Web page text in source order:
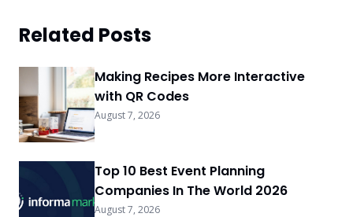
Related Posts
Making Recipes More Interactive
with QR Codes
August 7, 2026
Top 10 Best Event Planning
Companies In The World 2026
August 7, 2026